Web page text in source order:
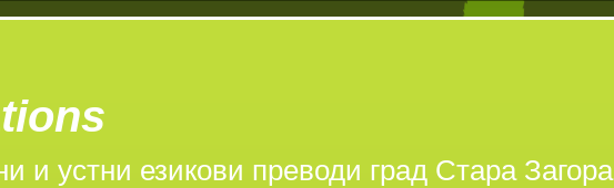
и устни езикови преводи град Стара Загора